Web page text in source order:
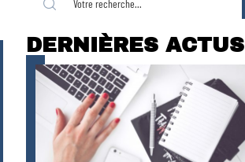
DERNIÈRES ACTUS